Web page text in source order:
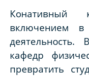
Конативный
включением в
деятельность.
кафедр
превратить